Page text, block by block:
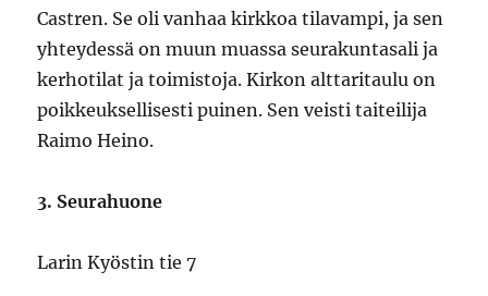
Castren. Se oli vanhaa kirkkoa tilavampi, ja sen
yhteydessä on muun muassa seurakuntasali ja
kerhotilat ja toimistoja. Kirkon alttaritaulu on
poikkeuksellisesti puinen. Sen veisti taiteilija
Raimo Heino.
3. Seurahuone
Larin Kyöstin tie 7